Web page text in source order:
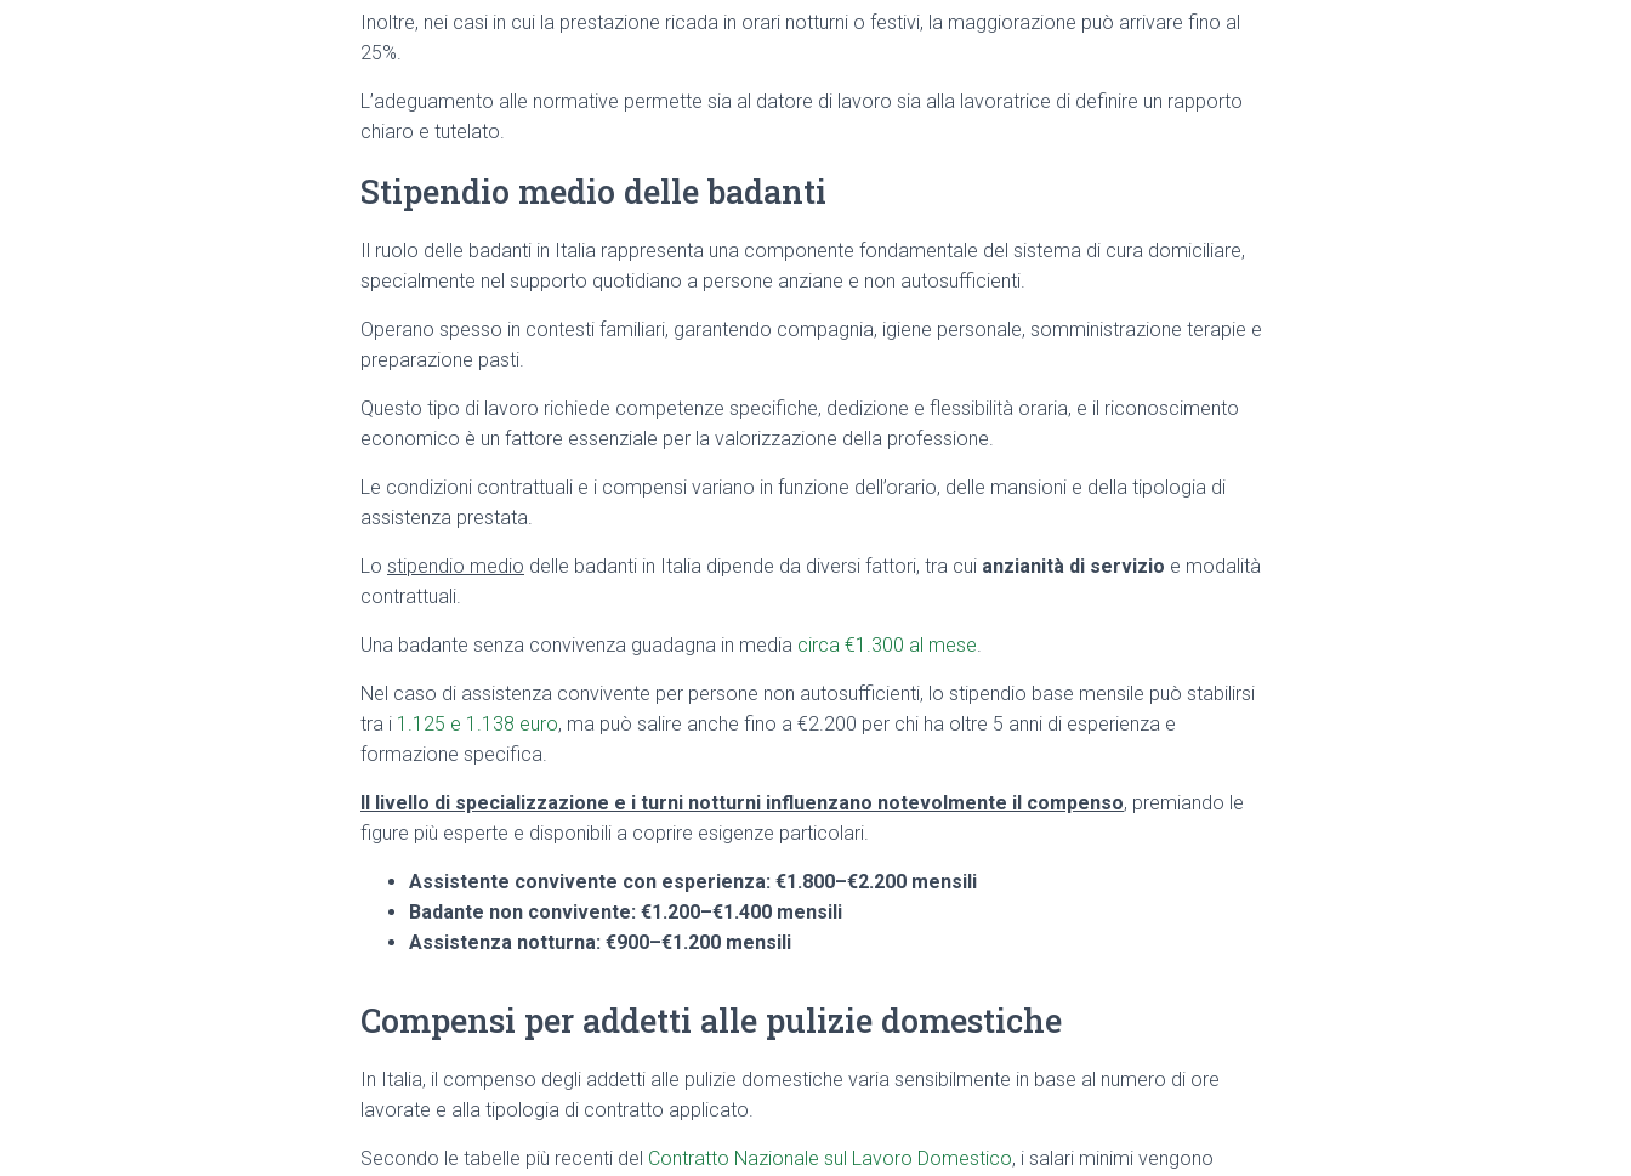
Inoltre, nei casi in cui la prestazione ricada in orari notturni o festivi, la maggiorazione può arrivare fino al
25%.
L’adeguamento alle normative permette sia al datore di lavoro sia alla lavoratrice di definire un rapporto
chiaro e tutelato.
Stipendio medio delle badanti
Il ruolo delle badanti in Italia rappresenta una componente fondamentale del sistema di cura domiciliare,
specialmente nel supporto quotidiano a persone anziane e non autosufficienti.
Operano spesso in contesti familiari, garantendo compagnia, igiene personale, somministrazione terapie e
preparazione pasti.
Questo tipo di lavoro richiede competenze specifiche, dedizione e flessibilità oraria, e il riconoscimento
economico è un fattore essenziale per la valorizzazione della professione.
Le condizioni contrattuali e i compensi variano in funzione dell’orario, delle mansioni e della tipologia di
assistenza prestata.
Lo stipendio medio delle badanti in Italia dipende da diversi fattori, tra cui anzianità di servizio e modalità
contrattuali.
Una badante senza convivenza guadagna in media circa €1.300 al mese.
Nel caso di assistenza convivente per persone non autosufficienti, lo stipendio base mensile può stabilirsi
tra i 1.125 e 1.138 euro, ma può salire anche fino a €2.200 per chi ha oltre 5 anni di esperienza e
formazione specifica.
Il livello di specializzazione e i turni notturni influenzano notevolmente il compenso, premiando le
figure più esperte e disponibili a coprire esigenze particolari.
Assistente convivente con esperienza: €1.800–€2.200 mensili
Badante non convivente: €1.200–€1.400 mensili
Assistenza notturna: €900–€1.200 mensili
Compensi per addetti alle pulizie domestiche
In Italia, il compenso degli addetti alle pulizie domestiche varia sensibilmente in base al numero di ore
lavorate e alla tipologia di contratto applicato.
Secondo le tabelle più recenti del Contratto Nazionale sul Lavoro Domestico, i salari minimi vengono